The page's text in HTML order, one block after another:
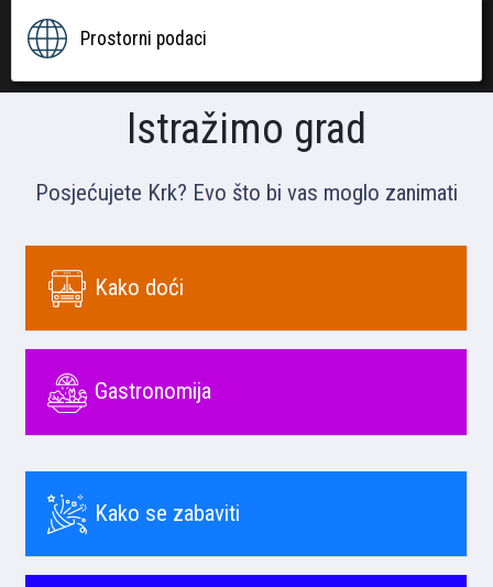
Prostorni podaci
Istražimo grad
Posjećujete Krk? Evo što bi vas moglo zanimati
Kako doći
Gastronomija
Kako se zabaviti